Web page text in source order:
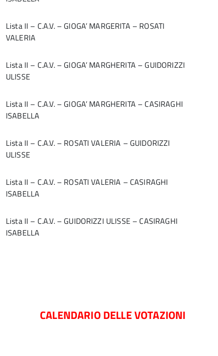
Lista II – C.A.V. – GIOGA’ MARGERITA – ROSATI
VALERIA
Lista II – C.A.V. – GIOGA’ MARGHERITA – GUIDORIZZI
ULISSE
Lista II – C.A.V. – GIOGA’ MARGHERITA – CASIRAGHI
ISABELLA
Lista II – C.A.V. – ROSATI VALERIA – GUIDORIZZI
ULISSE
Lista II – C.A.V. – ROSATI VALERIA – CASIRAGHI
ISABELLA
Lista II – C.A.V. – GUIDORIZZI ULISSE – CASIRAGHI
ISABELLA
CALENDARIO DELLE VOTAZIONI